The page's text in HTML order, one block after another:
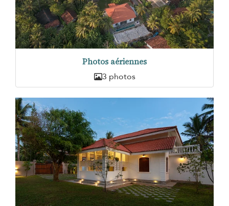
Photos aériennes
3 photos